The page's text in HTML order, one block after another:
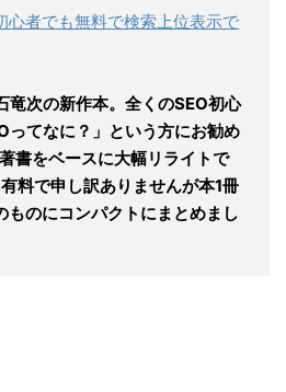
心者でも無料で検索上位表示で
竜次の新作本。全くのSEO初心
ってなに？」という方にお勧め
書をベースに大幅リライトで
料で申し訳ありませんが本1冊
ものにコンパクトにまとめまし